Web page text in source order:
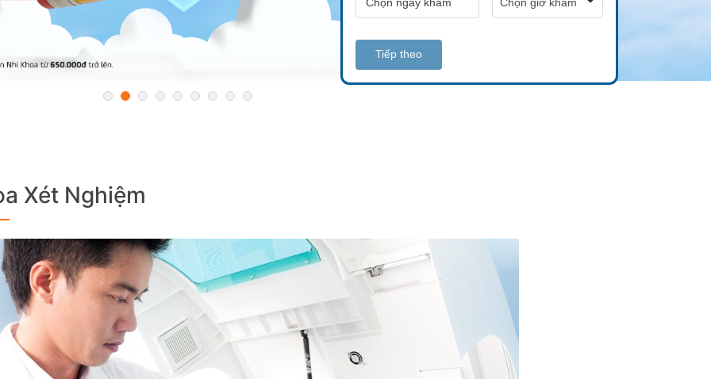
Tiếp theo
Xét Nghiệm